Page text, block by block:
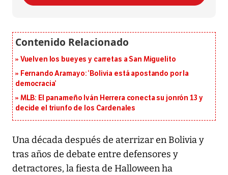
Vuelven los bueyes y carretas a San Miguelito
Fernando Aramayo: ‘Bolivia está apostando por la
democracia’
MLB: El panameño Iván Herrera conecta su jonrón 13 y
decide el triunfo de los Cardenales
Una década después de aterrizar en Bolivia y
tras años de debate entre defensores y
detractores, la fiesta de Halloween ha